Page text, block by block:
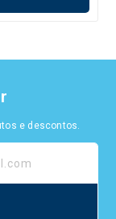
e descontos.